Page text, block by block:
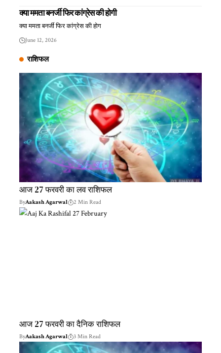
क्या ममता बनर्जी फिर कांग्रेस की होगी
क्या ममता बनर्जी फिर कांग्रेस की होग
June 12, 2026
राशिफल
आज 27 फरवरी का लव राशिफल
ByAakash Agarwal 2 Min Read
आज 27 फरवरी का दैनिक राशिफल
ByAakash Agarwal 3 Min Read